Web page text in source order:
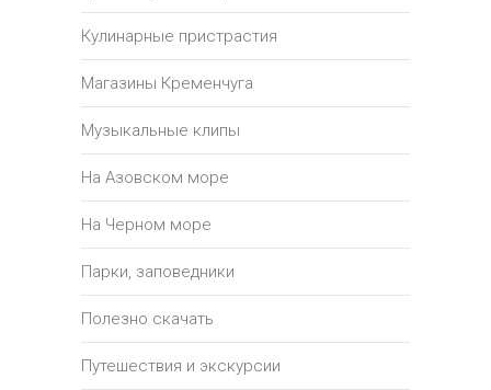
Кулинарные пристрастия
Магазины Кременчуга
Музыкальные клипы
На Азовском море
На Черном море
Парки, заповедники
Полезно скачать
Путешествия и экскурсии